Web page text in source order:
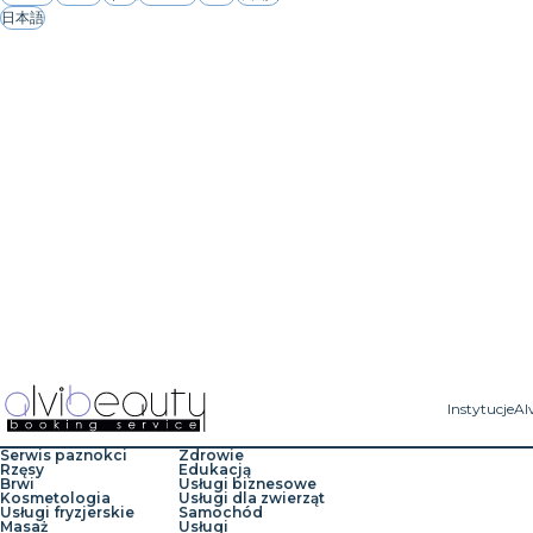
日本語
Instytucje
Serwis paznokci
Rzęsy
Brwi
Kosmetologia
Usługi fryzjerskie
Masaż
Zdrowie
Edukacją
Usługi biznesowe
Usługi dla zwierząt
Samochód
Usługi